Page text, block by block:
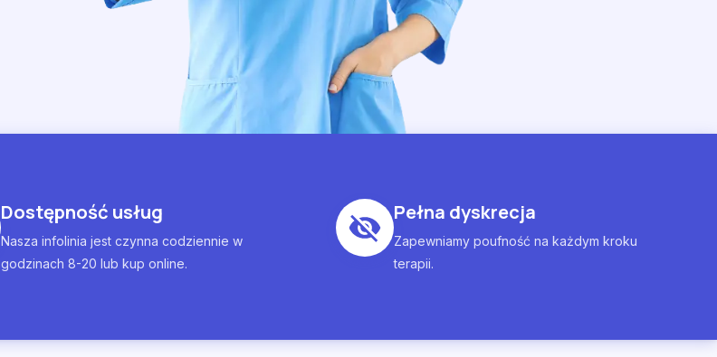
Dostępność usług
Nasza infolinia jest czynna codziennie w
godzinach 8-20 lub kup online.
Pełna dyskrecja
Zapewniamy poufność na każdym kroku
terapii.